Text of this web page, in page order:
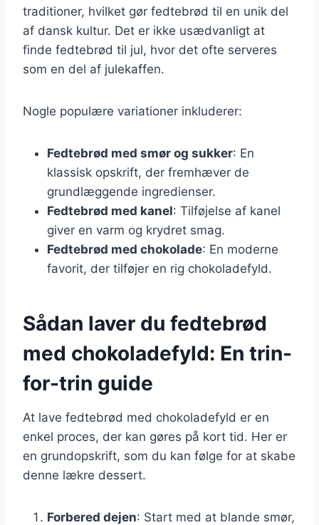
traditioner, hvilket gør fedtebrød til en unik del
af dansk kultur. Det er ikke usædvanligt at
finde fedtebrød til jul, hvor det ofte serveres
som en del af julekaffen.
Nogle populære variationer inkluderer:
Fedtebrød med smør og sukker: En
klassisk opskrift, der fremhæver de
grundlæggende ingredienser.
Fedtebrød med kanel: Tilføjelse af kanel
giver en varm og krydret smag.
Fedtebrød med chokolade: En moderne
favorit, der tilføjer en rig chokoladefyld.
Sådan laver du fedtebrød
med chokoladefyld: En trin-
for-trin guide
At lave fedtebrød med chokoladefyld er en
enkel proces, der kan gøres på kort tid. Her er
en grundopskrift, som du kan følge for at skabe
denne lækre dessert.
Forbered dejen: Start med at blande smør,